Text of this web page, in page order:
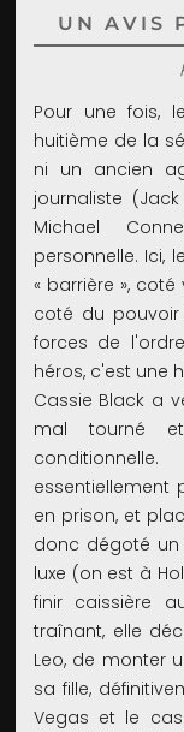
UN AVIS
Pour une fois,
huitième de la
ni un ancien
journaliste
Michael
personnelle. Ici,
« barrière »,
coté du
forces de
héros, c'est une
Cassie Black a
mal tourné
essentiellement
en prison, et
donc dégoté
luxe (on est à
finir caissière
traînant, elle
Leo, de monter
sa fille,
Vegas et le